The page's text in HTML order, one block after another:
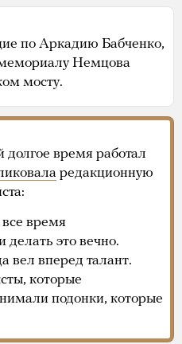
по Аркадию Бабченко,
Немцова
мосту.
долгое время работал
редакционную
время
делать это вечно.
вел вперед талант.
которые
подонки, которые